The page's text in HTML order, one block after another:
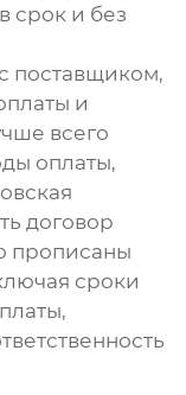
срок и без
поставщиком,
и
всего
оплаты,
договор
прописаны
сроки